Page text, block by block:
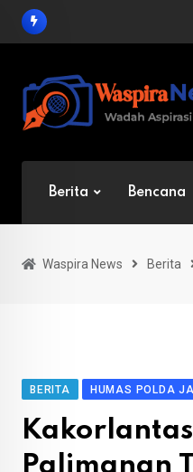
Skip
Berita Bencana
Waspira News Berita
BERITA HUMAS POLDA